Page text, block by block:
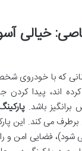
خیالی
که با خودروی
کرده اند، پیدا
باشد.
می کند. این
شود)، فضایی امن و